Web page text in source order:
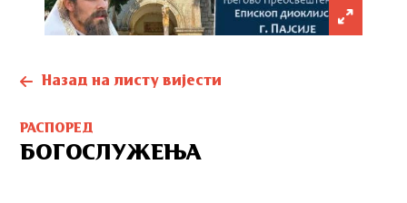
Назад на листу вијести
РАСПОРЕД
БОГОСЛУЖЕЊА